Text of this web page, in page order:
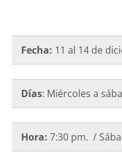
Fecha: 11 al 14 de
Días: Miércoles a
Hora: 7:30 pm. /